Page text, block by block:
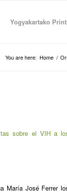
Yogyakartako
You are here: Home /
sobre el VIH a
María José Ferrer